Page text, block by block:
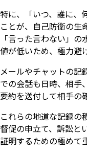
特に、「いつ、誰に、
ことが、自己防衛の生
「言った言わない」
値が低いため、極力避
メールやチャットの記
での会話も日時、相手
要約を送付して相手の
これらの地道な記録の
督促の申立て、訴訟と
証明するための極めて